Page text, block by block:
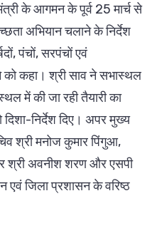
के आगमन के पूर्व 25 मार्च से
अभियान चलाने के निर्देश
पंचों, सरपंचों एवं
को कहा। श्री साव ने सभास्थल
में की जा रही तैयारी का
निर्देश दिए। अपर मुख्य
श्री मनोज कुमार पिंगुआ,
श्री अवनीश शरण और एसपी
एवं जिला प्रशासन के वरिष्ठ